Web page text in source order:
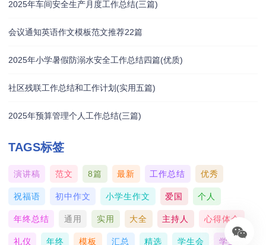
2025年车间安全生产月度工作总结(三篇)
会议通知英语作文模板范文推荐22篇
2025年小学暑假防溺水安全工作总结四篇(优质)
社区残联工作总结和工作计划(实用五篇)
2025年预算管理个人工作总结(三篇)
TAGS标签
演讲稿 范文 8篇 最新 工作总结 优秀
祝福语 初中作文 小学生作文 爱国 个人
年终总结 通用 实用 大全 主持人 心得体会
礼仪 年终 模板 汇总 精选 学生会 学生